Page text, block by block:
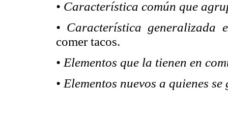
• Característica común que
• Característica generalizada
comer tacos.
• Elementos que la tienen en
• Elementos nuevos a quienes